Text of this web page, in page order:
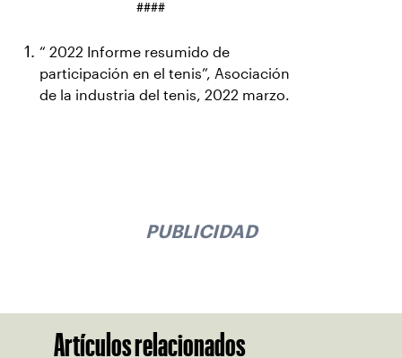
####
“ 2022 Informe resumido de
participación en el tenis”, Asociación
de la industria del tenis, 2022 marzo.
PUBLICIDAD
Artículos relacionados